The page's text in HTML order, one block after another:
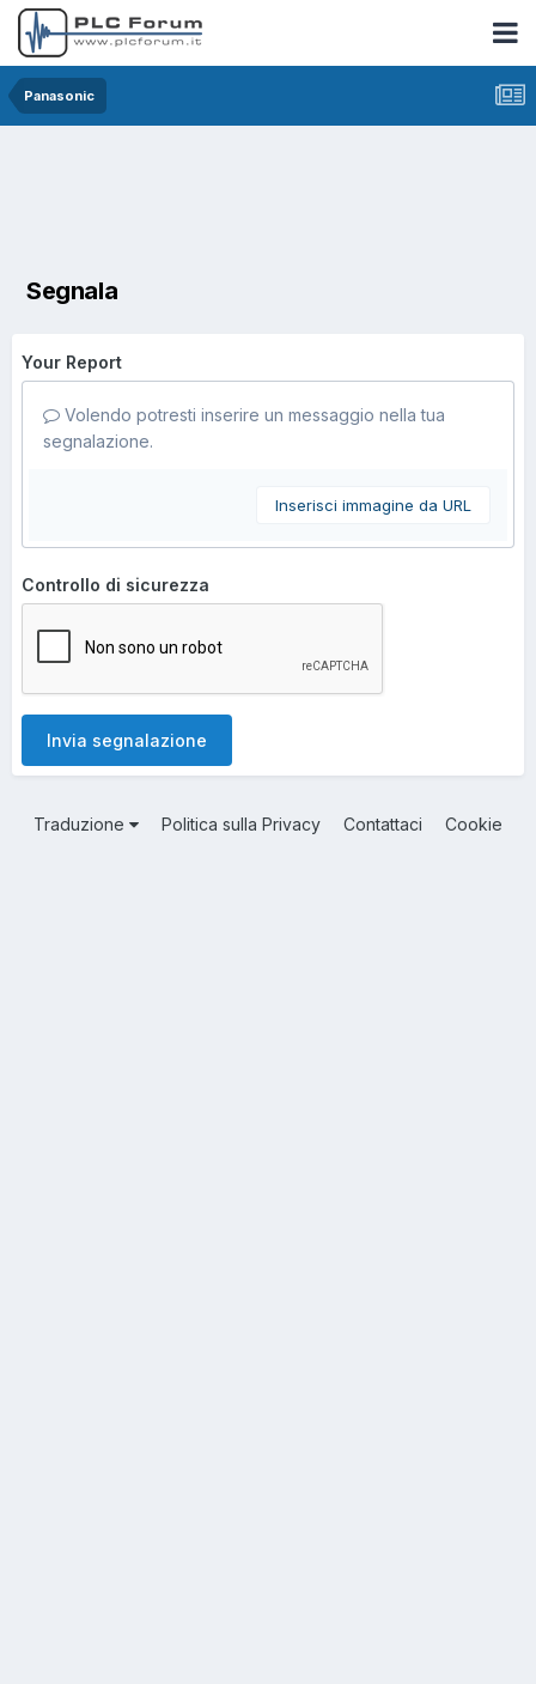
Panasonic
Segnala
Your Report
Volendo potresti inserire un messaggio nella tua
segnalazione.
Inserisci immagine da URL
Controllo di sicurezza
Invia segnalazione
Traduzione Politica sulla Privacy Contattaci Cookie